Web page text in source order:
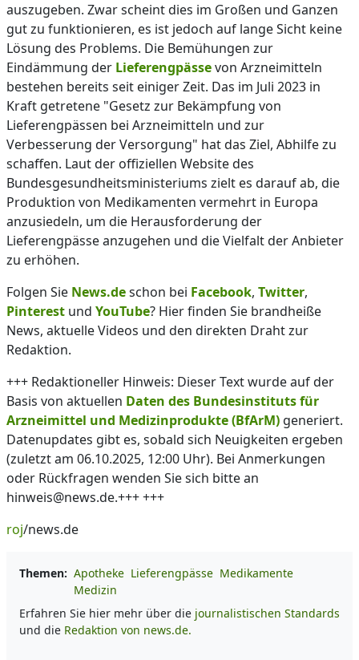
auszugeben. Zwar scheint dies im Großen und Ganzen
gut zu funktionieren, es ist jedoch auf lange Sicht keine
Lösung des Problems. Die Bemühungen zur
Eindämmung der Lieferengpässevon Arzneimitteln
bestehen bereits seit einiger Zeit. Das im Juli 2023 in
Kraft getretene "Gesetz zur Bekämpfung von
Lieferengpässen bei Arzneimitteln und zur
Verbesserung der Versorgung" hat das Ziel, Abhilfe zu
schaffen. Laut der offiziellen Website des
Bundesgesundheitsministeriums zielt es darauf ab, die
Produktion von Medikamenten vermehrt in Europa
anzusiedeln, um die Herausforderung der
Lieferengpässe anzugehen und die Vielfalt der Anbieter
zu erhöhen.
Folgen Sie News.deschon bei Facebook, Twitter,
Pinterest und YouTube? Hier finden Sie brandheiße
News, aktuelle Videos und den direkten Draht zur
Redaktion.
+++ Redaktioneller Hinweis: Dieser Text wurde auf der
Basis von aktuellen Daten des Bundesinstituts für
Arzneimittel und Medizinprodukte (BfArM) generiert.
Datenupdates gibt es, sobald sich Neuigkeiten ergeben
(zuletzt am 06.10.2025, 12:00 Uhr). Bei Anmerkungen
oder Rückfragen wenden Sie sich bitte an
hinweis@news.de.+++ +++
roj/news.de
Themen: Apotheke Lieferengpässe Medikamente
Medizin
Erfahren Sie hier mehr über die journalistischen Standards
und die Redaktion von news.de.